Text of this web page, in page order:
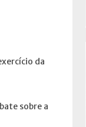
da
sobre a